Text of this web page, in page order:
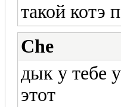
такой котэ
Che
дык у тебе
этот